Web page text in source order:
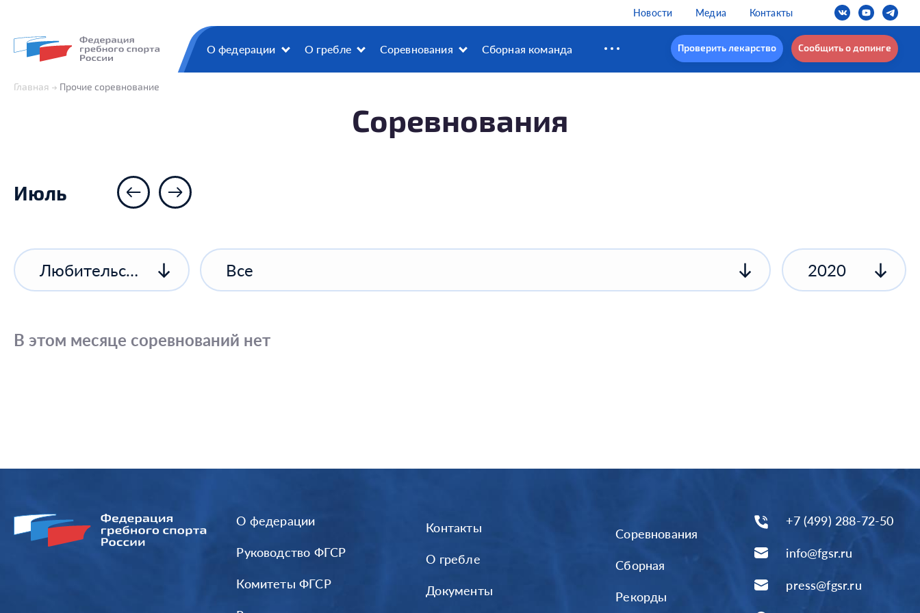
Новости Медиа Контакты
О федерации О гребле Соревнования Сборная команда Проверить лекарство Сообщить о допинге
Главная Прочие соревнование
Соревнования
Июль
Любительские соревнования Все 2020
В этом месяце соревнований нет
О федерации
Руководство ФГСР
Комитеты ФГСР
Контакты
О гребле
Документы
Соревнования
Сборная
Рекорды
+7 (499) 288-72-50
info@fgsr.ru
press@fgsr.ru